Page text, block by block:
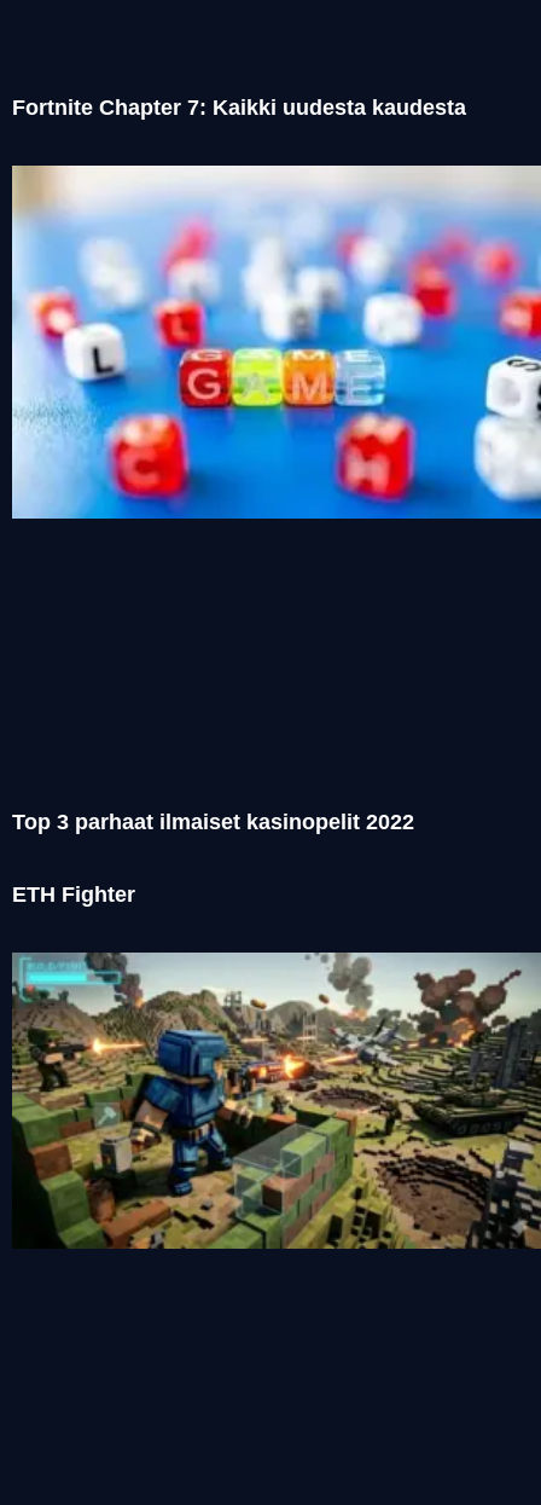
Fortnite Chapter 7: Kaikki uudesta kaudesta
Top 3 parhaat ilmaiset kasinopelit 2022
ETH Fighter